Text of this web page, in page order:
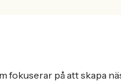
fokuserar på att skapa